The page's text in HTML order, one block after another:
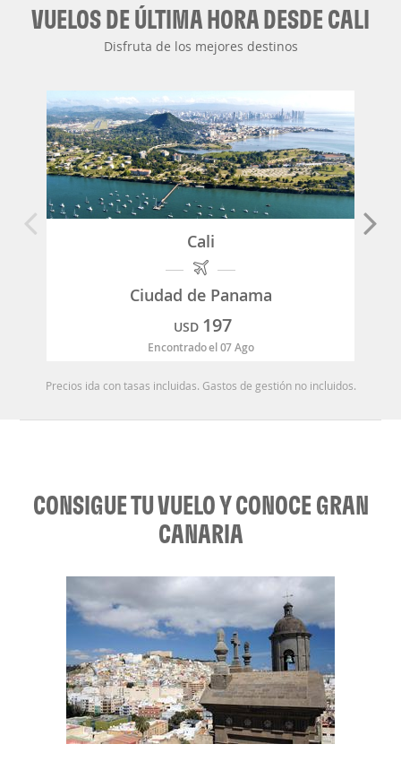
VUELOS DE ÚLTIMA HORA DESDE CALI
Disfruta de los mejores destinos
Cali
Ciudad de Panama
USD 197
Encontrado el 07 Ago
Precios ida con tasas incluidas. Gastos de gestión no incluidos.
CONSIGUE TU VUELO Y CONOCE GRAN
CANARIA